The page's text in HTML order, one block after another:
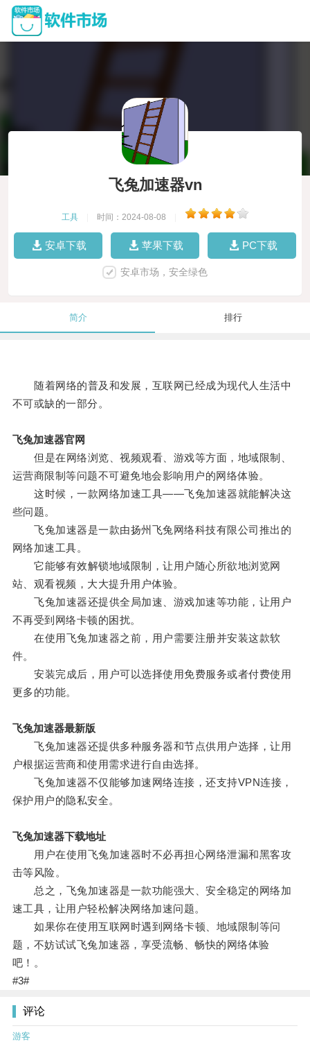
飞兔加速器vn
工具 时间：2024-08-08
安卓下载 苹果下载 PC下载
安卓市场，安全绿色
简介 排行
随着网络的普及和发展，互联网已经成为现代人生活中
不可或缺的一部分。
飞兔加速器官网
但是在网络浏览、视频观看、游戏等方面，地域限制、
运营商限制等问题不可避免地会影响用户的网络体验。
这时候，一款网络加速工具——飞兔加速器就能解决这
些问题。
飞兔加速器是一款由扬州飞兔网络科技有限公司推出的
网络加速工具。
它能够有效解锁地域限制，让用户随心所欲地浏览网
站、观看视频，大大提升用户体验。
飞兔加速器还提供全局加速、游戏加速等功能，让用户
不再受到网络卡顿的困扰。
在使用飞兔加速器之前，用户需要注册并安装这款软
件。
安装完成后，用户可以选择使用免费服务或者付费使用
更多的功能。
飞兔加速器最新版
飞兔加速器还提供多种服务器和节点供用户选择，让用
户根据运营商和使用需求进行自由选择。
飞兔加速器不仅能够加速网络连接，还支持VPN连接，
保护用户的隐私安全。
飞兔加速器下载地址
用户在使用飞兔加速器时不必再担心网络泄漏和黑客攻
击等风险。
总之，飞兔加速器是一款功能强大、安全稳定的网络加
速工具，让用户轻松解决网络加速问题。
如果你在使用互联网时遇到网络卡顿、地域限制等问
题，不妨试试飞兔加速器，享受流畅、畅快的网络体验
吧！。
#3#
评论
游客